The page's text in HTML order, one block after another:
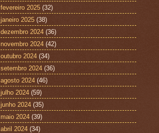
fevereiro 2025 (32)
janeiro 2025 (38)
dezembro 2024 (36)
novembro 2024 (42)
outubro 2024 (34)
setembro 2024 (36)
agosto 2024 (46)
julho 2024 (59)
junho 2024 (35)
maio 2024 (39)
abril 2024 (34)